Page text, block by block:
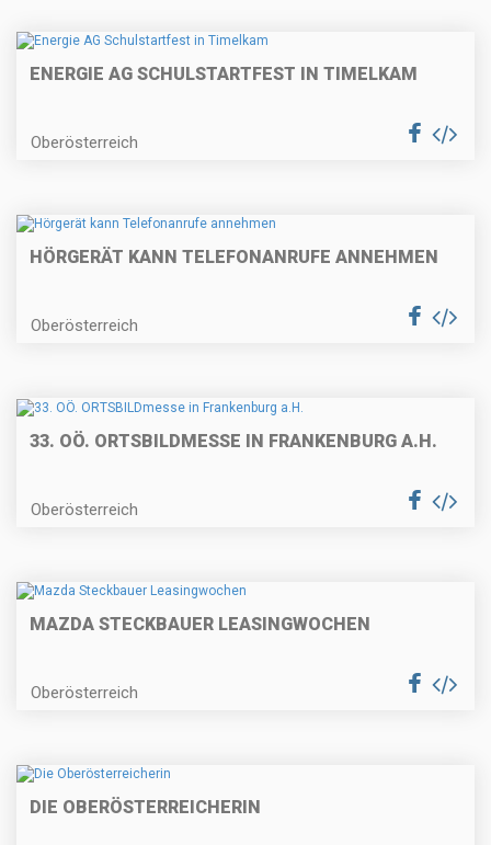
ENERGIE AG SCHULSTARTFEST IN TIMELKAM
Oberösterreich
HÖRGERÄT KANN TELEFONANRUFE ANNEHMEN
Oberösterreich
33. OÖ. ORTSBILDMESSE IN FRANKENBURG A.H.
Oberösterreich
MAZDA STECKBAUER LEASINGWOCHEN
Oberösterreich
DIE OBERÖSTERREICHERIN